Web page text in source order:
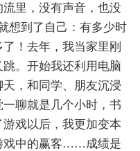
里，没有声音，也没
想到了自己：有多少时
！去年，我当家里刚
。开始我还利用电脑
，和同学、朋友沉浸
聊就是几个小时，书
戏以后，我更加变本
戏中的赢客……成绩是